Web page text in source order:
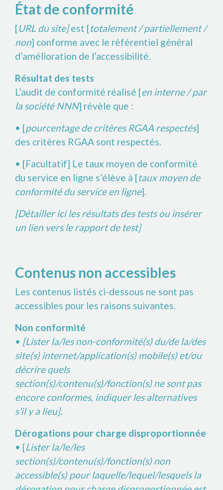
État de conformité
[URL du site]est [totalement / partiellement /
non] conforme avec le référentiel général
d’amélioration de l’accessibilité.
Résultat des tests
L’audit de conformité réalisé [en interne / par
la société NNN] révèle que :
• [pourcentage de critères RGAA respectés]
des critères RGAA sont respectés.
• [Facultatif] Le taux moyen de conformité
du service en ligne s’élève à [taux moyen de
conformité du service en ligne].
[Détailler ici les résultats des tests ou insérer
un lien vers le rapport de test]
Contenus non accessibles
Les contenus listés ci-dessous ne sont pas
accessibles pour les raisons suivantes.
Non conformité
• [Lister la/les non-conformité(s) du/de la/des
site(s) internet/application(s) mobile(s) et/ou
décrire quels
section(s)/contenu(s)/fonction(s) ne sont pas
encore conformes, indiquer les alternatives
s’il y a lieu].
Dérogations pour charge disproportionnée
• [Lister la/le/les
section(s)/contenu(s)/fonction(s) non
accessible(s) pour laquelle/lequel/lesquels la